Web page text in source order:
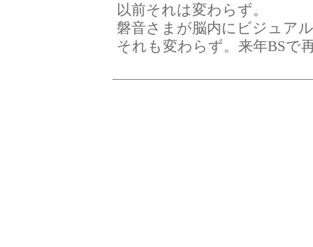
以前それは変わらず。
磐音さまが脳内にビジュア
それも変わらず。来年BSで